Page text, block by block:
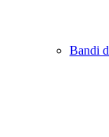
Bandi